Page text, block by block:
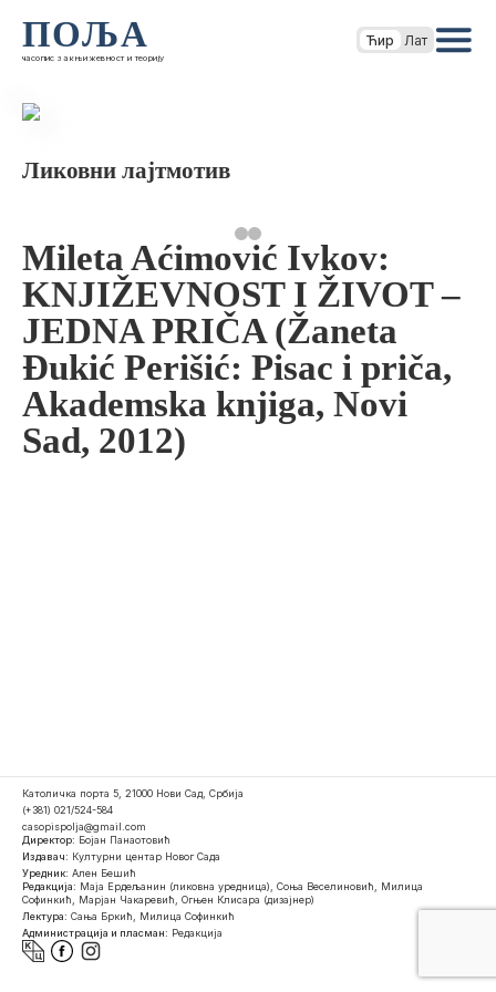
ПОЉА
часопис за књижевност и теорију
Ћир Лат
Ликовни лајтмотив
Mileta Aćimović Ivkov:
KNJIŽEVNOST I ŽIVOT –
JEDNA PRIČA (Žaneta
Đukić Perišić: Pisac i priča,
Akademska knjiga, Novi
Sad, 2012)
Католичка порта 5, 21000 Нови Сад, Србија
(+381) 021/524-584
casopispolja@gmail.com
Директор: Бојан Панаотовић
Издавач: Културни центар Новог Сада
Уредник: Ален Бешић
Редакција: Маја Ердељанин (ликовна уредница), Соња Веселиновић, Милица
Софинкић, Марјан Чакаревић, Огњен Клисара (дизајнер)
Лектура: Сања Бркић, Милица Софинкић
Администрација и пласман: Редакција